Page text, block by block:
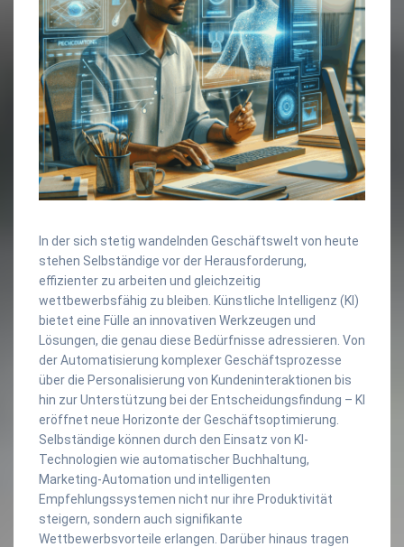
In der sich stetig wandelnden Geschäftswelt von heute
stehen Selbständige vor der Herausforderung,
effizienter zu arbeiten und gleichzeitig
wettbewerbsfähig zu bleiben. Künstliche Intelligenz (KI)
bietet eine Fülle an innovativen Werkzeugen und
Lösungen, die genau diese Bedürfnisse adressieren. Von
der Automatisierung komplexer Geschäftsprozesse
über die Personalisierung von Kundeninteraktionen bis
hin zur Unterstützung bei der Entscheidungsfindung – KI
eröffnet neue Horizonte der Geschäftsoptimierung.
Selbständige können durch den Einsatz von KI-
Technologien wie automatischer Buchhaltung,
Marketing-Automation und intelligenten
Empfehlungssystemen nicht nur ihre Produktivität
steigern, sondern auch signifikante
Wettbewerbsvorteile erlangen. Darüber hinaus tragen